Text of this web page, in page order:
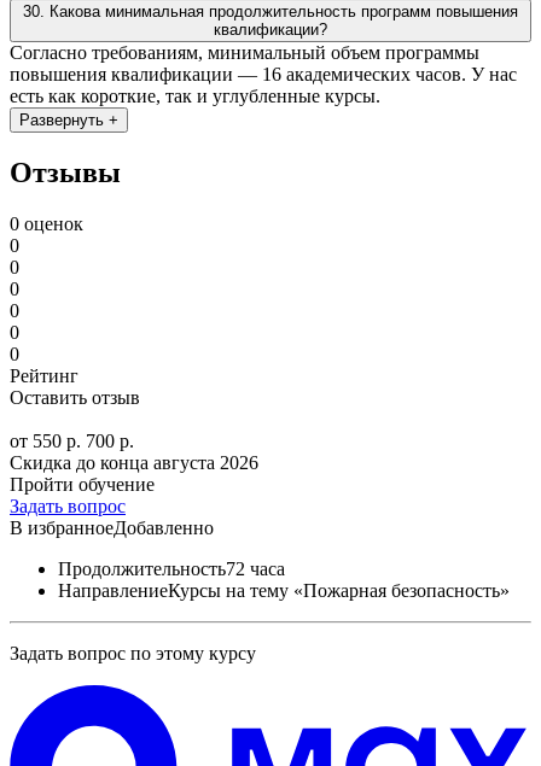
30. Какова минимальная продолжительность программ повышения
квалификации?
Согласно требованиям, минимальный объем программы
повышения квалификации — 16 академических часов. У нас
есть как короткие, так и углубленные курсы.
Развернуть +
Отзывы
0 оценок
0
0
0
0
0
0
Рейтинг
Оставить отзыв
от 550 р. 700 р.
Скидка до конца августа 2026
Пройти обучение
Задать вопрос
В избранноеДобавленно
Продолжительность72 часа
НаправлениеКурсы на тему «Пожарная безопасность»
Задать вопрос по этому курсу